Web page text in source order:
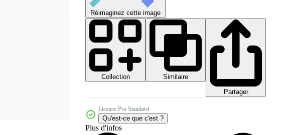
Réimaginez cette image
Collection
Similaire
Partager
Licence Pro Standard
Qu'est-ce que c'est ?
Plus d'infos